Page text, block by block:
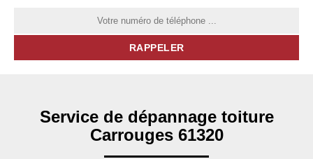
Service de dépannage toiture
Carrouges 61320